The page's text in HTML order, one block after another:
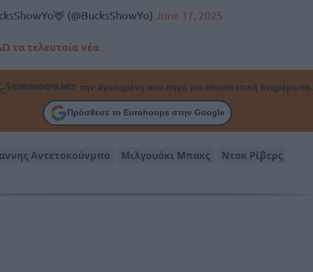
(@BucksShowYo) June 17, 2025
τα τελευταία νέα
την Αγαπημένη σου πηγή για Μπασκετική Ενημέρωση.
Πρόσθεσε το Eurohoops στην Google
Αντετοκούνμπο Μιλγουόκι Μπακς Ντοκ Ρίβερς